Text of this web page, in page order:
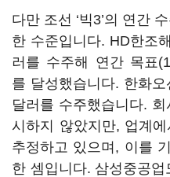
다만 조선 ‘빅3’의 연간
한 수준입니다. HD한조
러를 수주해 연간 목표
를 달성했습니다. 한화
달러를 수주했습니다.
시하지 않았지만, 업계
추정하고 있으며, 이를
한 셈입니다. 삼성중공